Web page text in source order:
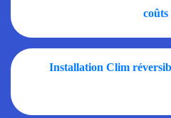
coûts
Installation Clim